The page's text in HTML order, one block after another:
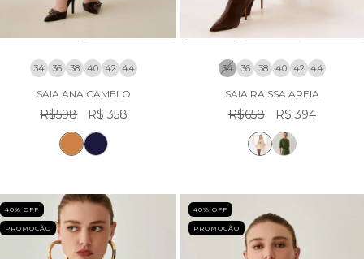
34 36 38 40 42 44
SAIA ANA CAMELO
R$598 R$ 358
34 36 38 40 42 44
SAIA RAISSA AREIA
R$658 R$ 394
40% OFF
PROMOÇÃO
40% OFF
PROMOÇÃO